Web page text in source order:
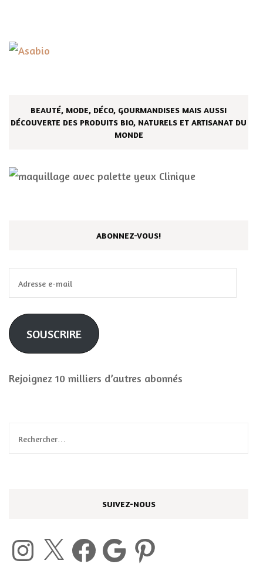
BEAUTÉ, MODE, DÉCO, GOURMANDISES MAIS AUSSI
DÉCOUVERTE DES PRODUITS BIO, NATURELS ET ARTISANAT DU
MONDE
ABONNEZ-VOUS!
e-
mail
SOUSCRIRE
Rejoignez 10 milliers d’autres abonnés
Rechercher :
SUIVEZ-NOUS
Instagram Facebook Google Pinterest